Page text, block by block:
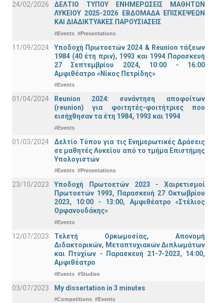
24/02/2026
ΔΕΛΤΙΟ ΤΥΠΟΥ ΕΝΗΜΕΡΩΣΕΙΣ ΜΑΘΗΤΩΝ
ΛΥΚΕΙΟΥ 2025-2026 ΕΒΔΟΜΑΔΑ ΕΠΙΣΚΕΨΕΩΝ
ΚΑΙ ΔΙΑΔΙΚΤΥΑΚΕΣ ΠΑΡΟΥΣΙΑΣΕΙΣ
#Events #Presentations
11/09/2024
Υποδοχή Πρωτοετών 2024 & Reunion τάξεων
1984 (40 έτη πριν), 1993 και 1994 Παρασκευή
27 Σεπτεμβρίου 2024, 10:00 - 16:00
Αμφιθέατρο «Νίκος Πετρίδης»
#Events
01/04/2024
Reunion 2024: συνάντηση αποφοίτων
(reunion) για φοιτητές-φοιτήτριες που
εισήχθησαν τα έτη 1984, 1993 και 1994
#Events
01/03/2024
Δελτίο Τύπου για τις Ενημερωτικές Δράσεις
σε μαθητές Λυκείου από το τμήμα Επιστήμης
Υπολογιστών
#Events #Presentations
23/10/2023
Υποδοχή Πρωτοετών 2023 - Χαιρετισμοί
Πρωτοετών 1993, Παρασκευή 27 Οκτωβρίου
2023, 10:00 - 13:00, Αμφιθέατρο «Στέλιος
Ορφανουδάκης»
#Events
12/07/2023
Τελετή Ορκωμοσίας, Απονομή
Διδακτορικών, Μεταπτυχιακών Διπλωμάτων
και Πτυχίων - Παρασκευή 21-7-2023, 14:00,
Αμφιθέατρο
#Events #Studies
03/07/2023 My dissertation in 3 minutes
#Competitions #Events